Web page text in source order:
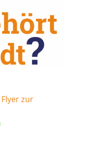
Flyer zur